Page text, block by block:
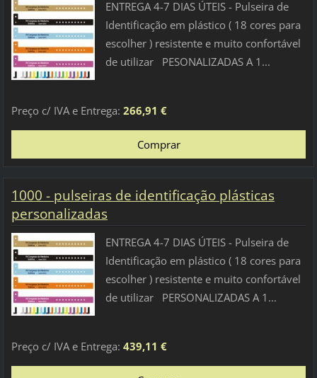
ENTREGA 4-7 DIAS ÚTEIS - Pulseira de
Identificação em plástico ( 18 cores para
escolher ) resistente e muito confortável
de utilizar PESONALIZADAS A 1...
Preço c/ IVA e Entrega: 266,91 €
1000 - pulseiras de identificação plásticas
personalizadas
ENTREGA 4-7 DIAS ÚTEIS - Pulseira de
Identificação em plástico ( 18 cores para
escolher ) resistente e muito confortável
de utilizar PERSONALIZADAS A 1...
Preço c/ IVA e Entrega: 439,11 €